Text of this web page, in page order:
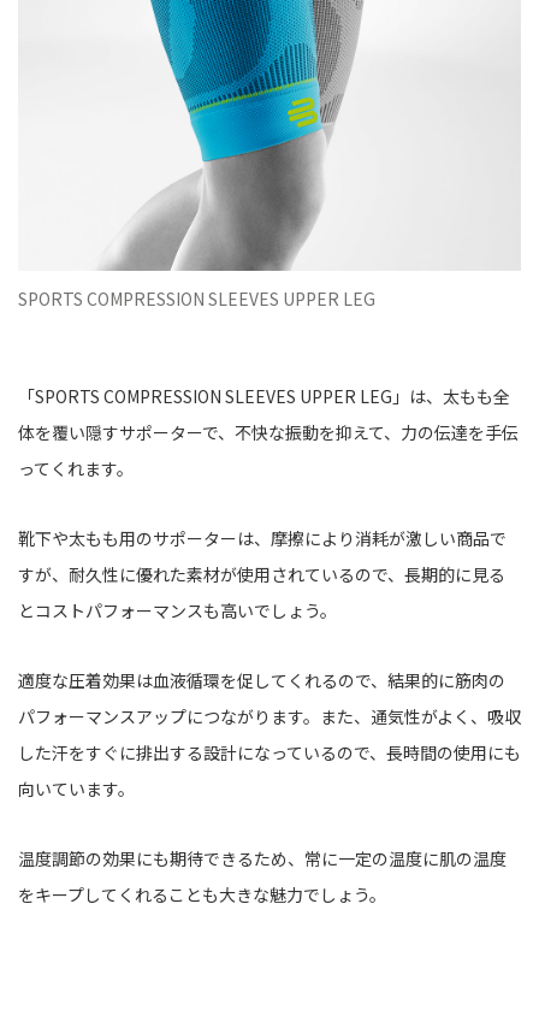
SPORTS COMPRESSION SLEEVES UPPER LEG
「SPORTS COMPRESSION SLEEVES UPPER LEG」は、太もも全
体を覆い隠すサポーターで、不快な振動を抑えて、力の伝達を手伝
ってくれます。
靴下や太もも用のサポーターは、摩擦により消耗が激しい商品で
すが、耐久性に優れた素材が使用されているので、長期的に見る
とコストパフォーマンスも高いでしょう。
適度な圧着効果は血液循環を促してくれるので、結果的に筋肉の
パフォーマンスアップにつながります。また、通気性がよく、吸収
した汗をすぐに排出する設計になっているので、長時間の使用にも
向いています。
温度調節の効果にも期待できるため、常に一定の温度に肌の温度
をキープしてくれることも大きな魅力でしょう。